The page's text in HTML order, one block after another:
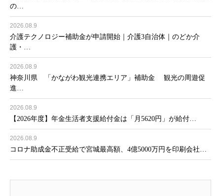
の…
2026.08.9
介護テクノロジー補助金が申請開始｜介護3自治体｜のどか介
護・…
2026.08.9
神奈川県 「かながわ観光連携エリア」補助金 観光の周遊促
進…
2026.08.9
【2026年度】年金生活者支援給付金は「月5620円」が給付…
2026.08.9
コロナ助成金不正受給で宮城最高額、4億5000万円を印刷会社…